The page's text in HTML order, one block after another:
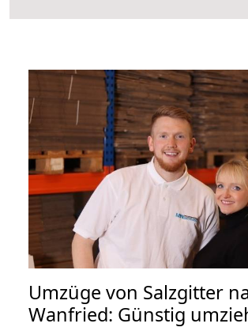
Umzüge von Salzgitter
Wanfried: Günstig